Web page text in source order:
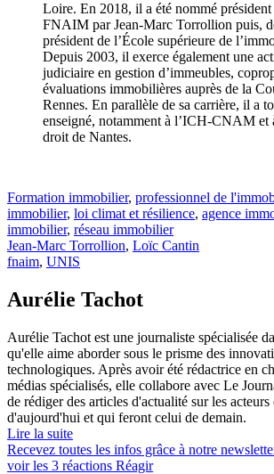
Loire. En 2018, il a été nommé
FNAIM par Jean-Marc Torrollion puis,
président de l’École supérieure de
Depuis 2003, il exerce également une
judiciaire en gestion d’immeubles,
évaluations immobilières auprès de la
Rennes. En parallèle de sa carrière, il a
enseigné, notamment à l’ICH-CNAM et
droit de Nantes.
Formation immobilier, professionnel de
immobilier, loi climat et résilience, agence
immobilier, réseau immobilier
Jean-Marc Torrollion, Loïc Cantin
fnaim, UNIS
Aurélie Tachot
Aurélie Tachot est une journaliste spécialisée
qu'elle aime aborder sous le prisme des
technologiques. Après avoir été rédactrice en
médias spécialisés, elle collabore avec Le
de rédiger des articles d'actualité sur les
d'aujourd'hui et qui feront celui de demain.
Lire la suite
Recevez toutes les infos grâce à notre
voir les 3 réactions Réagir